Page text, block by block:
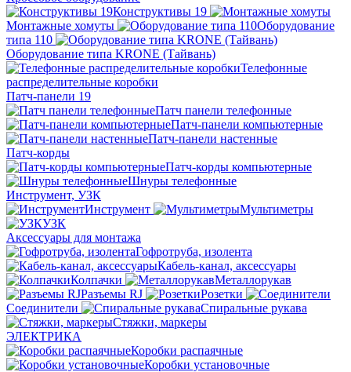
Конструктивы 19
Монтажные хомуты
Оборудование
типа 110
Оборудование типа KRONE (Тайвань)
Телефонные
распределительные коробки
Патч-панели 19
Патч панели телефонные
Патч-панели компьютерные
Патч-панели настенные
Патч-корды
Патч-корды компьютерные
Шнуры телефонные
Инструмент, УЗК
Инструмент
Мультиметры
УЗК
Аксессуары для монтажа
Гофротруба, изолента
Кабель-канал, аксессуары
Колпачки
Металлорукав
Разъемы RJ
Розетки
Соединители
Спиральные рукава
Стяжки, маркеры
ЭЛЕКТРИКА
Коробки распаячные
Коробки установочные